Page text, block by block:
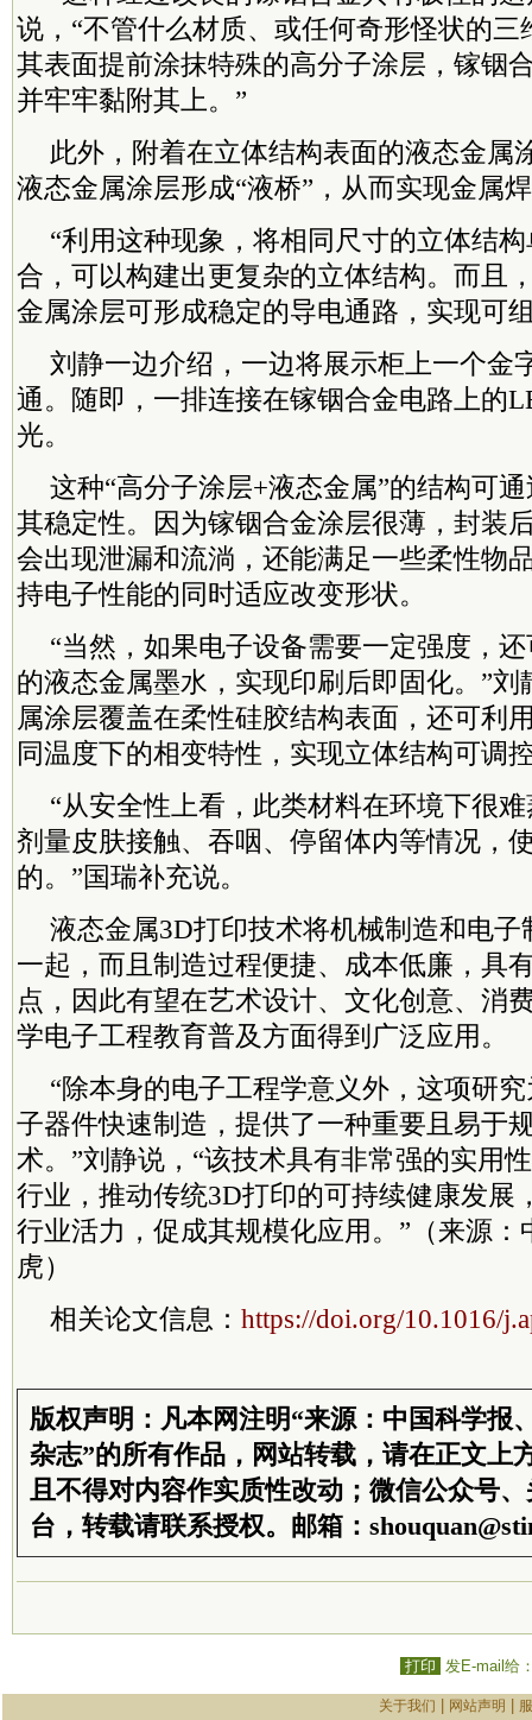
说，“不管什么材质、或任何奇形怪状的
其表面提前涂抹特殊的高分子涂层，镓铟
并牢牢黏附其上。”
此外，附着在立体结构表面的液态金属
液态金属涂层形成“液桥”，从而实现金属
“利用这种现象，将相同尺寸的立体结
合，可以构建出更复杂的立体结构。而且
金属涂层可形成稳定的导电通路，实现可
刘静一边介绍，一边将展示柜上一个金
通。随即，一排连接在镓铟合金电路上的
光。
这种“高分子涂层+液态金属”的结构可
其稳定性。因为镓铟合金涂层很薄，封装
会出现泄漏和流淌，还能满足一些柔性物
持电子性能的同时适应改变形状。
“当然，如果电子设备需要一定强度，
的液态金属墨水，实现印刷后即固化。”刘
属涂层覆盖在柔性硅胶结构表面，还可利
同温度下的相变特性，实现立体结构可调
“从安全性上看，此类材料在环境下很
剂量皮肤接触、吞咽、停留体内等情况，
的。”国瑞补充说。
液态金属3D打印技术将机械制造和电子
一起，而且制造过程便捷、成本低廉，具
点，因此有望在艺术设计、文化创意、消
学电子工程教育普及方面得到广泛应用。
“除本身的电子工程学意义外，这项研
子器件快速制造，提供了一种重要且易于
术。”刘静说，“该技术具有非常强的实用
行业，推动传统3D打印的可持续健康发展
行业活力，促成其规模化应用。”（来源：
虎）
相关论文信息： https://doi.org/10.1016/
版权声明：凡本网注明“来源：中国科学报
杂志”的所有作品，网站转载，请在正文上
且不得对内容作实质性改动；微信公众号
台，转载请联系授权。邮箱：
打印 发E-mail给
关于我们 网站声明